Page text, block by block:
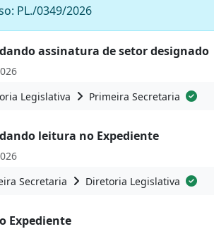
PL./0349/2026
assinatura de setor designado
Legislativa
Primeira Secretaria
leitura no Expediente
Secretaria
Diretoria Legislativa
Expediente